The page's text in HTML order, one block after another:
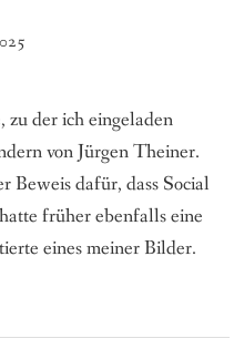
zu der ich eingeladen
von Jürgen Theiner.
Beweis dafür, dass Social
früher ebenfalls eine
eines meiner Bilder.